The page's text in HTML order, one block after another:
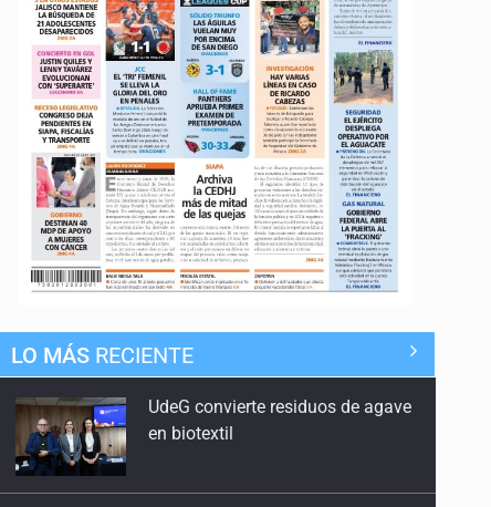
LO MÁS RECIENTE
UdeG convierte residuos de agave
en biotextil